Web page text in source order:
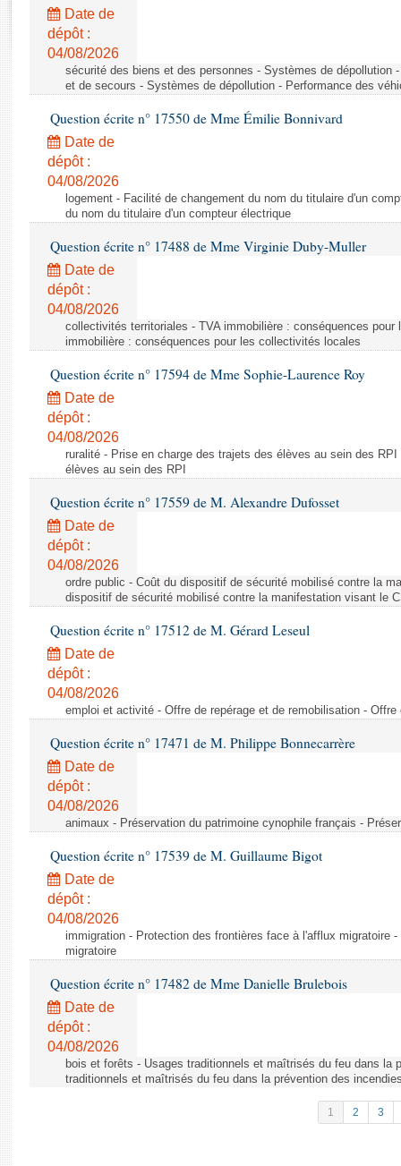
Rapports législatifs
Rapports sur l'application des lois
Baromètre de l’application des lois
Dossiers législatifs
Budget et sécurité sociale
Questions écrites et orales
Comptes rendus des débats
Date de
dépôt :
04/08/2026
sécurité des biens et des personnes - Systèmes de dépollution
et de secours - Systèmes de dépollution - Performance des
Question écrite n° 17550 de Mme Émilie Bonnivard
Date de
dépôt :
04/08/2026
logement - Facilité de changement du nom du titulaire d'un
du nom du titulaire d'un compteur électrique
Question écrite n° 17488 de Mme Virginie Duby-Muller
Date de
dépôt :
04/08/2026
collectivités territoriales - TVA immobilière : conséquences
immobilière : conséquences pour les collectivités locales
Question écrite n° 17594 de Mme Sophie-Laurence Roy
Date de
dépôt :
04/08/2026
ruralité - Prise en charge des trajets des élèves au sein des
élèves au sein des RPI
Question écrite n° 17559 de M. Alexandre Dufosset
Date de
dépôt :
04/08/2026
ordre public - Coût du dispositif de sécurité mobilisé contre la
dispositif de sécurité mobilisé contre la manifestation visant le
Question écrite n° 17512 de M. Gérard Leseul
Date de
dépôt :
04/08/2026
emploi et activité - Offre de repérage et de remobilisation -
Question écrite n° 17471 de M. Philippe Bonnecarrère
Date de
dépôt :
04/08/2026
animaux - Préservation du patrimoine cynophile français -
Question écrite n° 17539 de M. Guillaume Bigot
Date de
dépôt :
04/08/2026
immigration - Protection des frontières face à l'afflux migratoire
migratoire
Question écrite n° 17482 de Mme Danielle Brulebois
Date de
dépôt :
04/08/2026
bois et forêts - Usages traditionnels et maîtrisés du feu dans la
traditionnels et maîtrisés du feu dans la prévention des
1 2 3